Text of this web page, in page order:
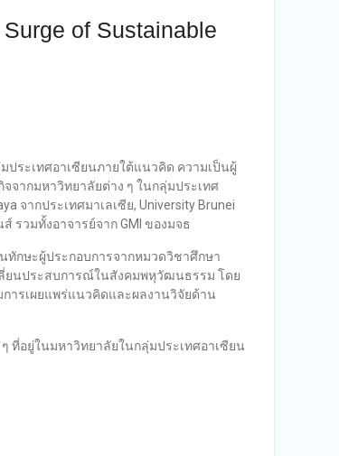
of Sustainable
ประเทศอาเซียนภายใต้แนวคิด ความเป็นผู้
ากมหาวิทยาลัยต่าง ๆ ในกลุ่มประเทศ
จากประเทศมาเลเซีย, University Brunei
รวมทั้งอาจารย์จาก GMI ของมจธ
ทักษะผู้ประกอบการจากหมวดวิชาศึกษา
ลี่ยนประสบการณ์ในสังคมพหุวัฒนธรรม โดย
การเผยแพร่แนวคิดและผลงานวิจัยด้าน
ที่อยู่ในมหาวิทยาลัยในกลุ่มประเทศอาเซียน